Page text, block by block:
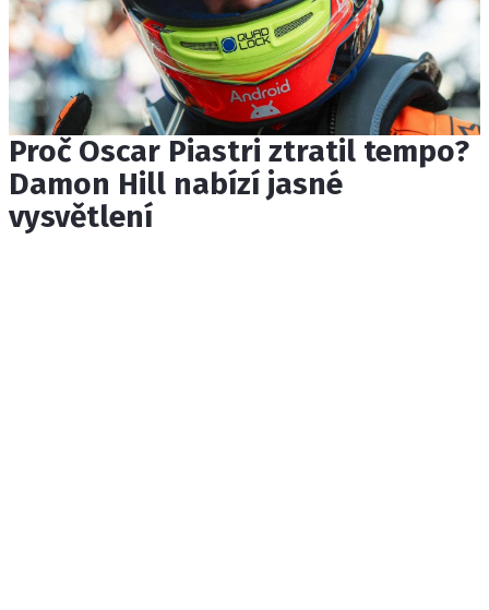
Proč Oscar Piastri ztratil tempo?
Damon Hill nabízí jasné
vysvětlení